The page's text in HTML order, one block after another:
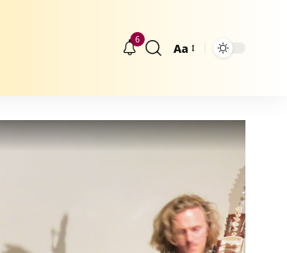
6
Größenänderung
Aa